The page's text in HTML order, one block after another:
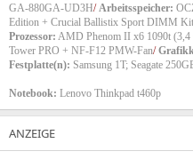
GA-880GA-UD3H/ Arbeitsspeicher:
Edition + Crucial Ballistix Sport DIMM
Prozessor: AMD Phenom II x6 1090t (3,4
Tower PRO + NF-F12 PMW-Fan/
Festplatte(n): Samsung 1T; Seagate
Notebook: Lenovo Thinkpad t460p